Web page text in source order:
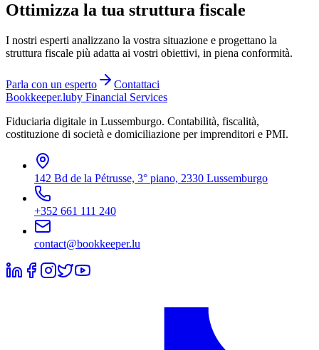
Ottimizza la tua struttura fiscale
I nostri esperti analizzano la vostra situazione e progettano la
struttura fiscale più adatta ai vostri obiettivi, in piena conformità.
Parla con un esperto
Contattaci
Bookkeeper.luby Financial Services
Fiduciaria digitale in Lussemburgo. Contabilità, fiscalità,
costituzione di società e domiciliazione per imprenditori e PMI.
142 Bd de la Pétrusse, 3° piano, 2330 Lussemburgo
+352 661 111 240
contact@bookkeeper.lu